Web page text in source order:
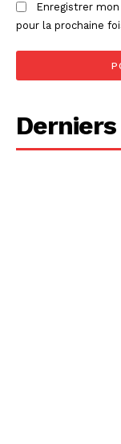
Enregistrer
pour la prochaine